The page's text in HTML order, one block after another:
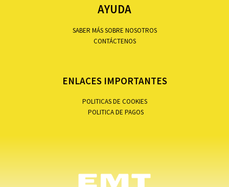
AYUDA
SABER MÁS SOBRE NOSOTROS
CONTÁCTENOS
ENLACES IMPORTANTES
POLITICAS DE COOKIES
POLITICA DE PAGOS